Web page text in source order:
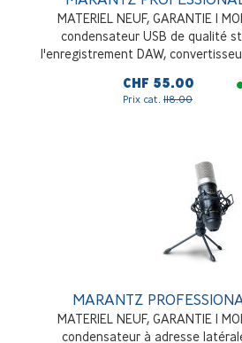
MATERIEL NEUF, GARANTIE 1
condensateur USB de qualité
l'enregistrement DAW,
de haute qualité, réponse rapide
avec support antichoc, câble
transport
CHF 55.00
Prix cat. 118.00
MARANTZ
MATERIEL NEUF, GARANTIE 1
condensateur à adresse